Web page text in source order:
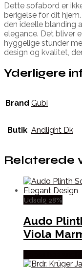
Dette sofabord er
berigelse for dit
den ideelle blanding
elegance. Det bliver
hyggelige stunder
design og kvalitet,
Yderligere
Brand Gubi
Butik Andlight Dk
Relaterede
Udsalg 28%
Audo
Viola